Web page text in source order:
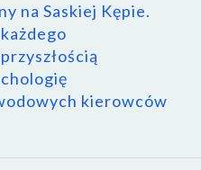
na Saskiej Kępie.
kierowców